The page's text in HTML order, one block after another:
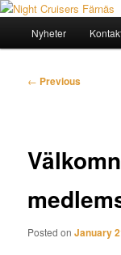
Skip
primary
Night
Crusing since 1984
Nyheter
Post
← Previous
Posted onJanuary